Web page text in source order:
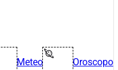
Meteo Oroscopo